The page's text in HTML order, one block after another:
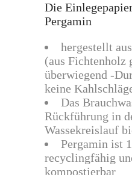
Die
Pergamin
hergestellt
(aus Fichtenholz
überwiegend -
keine
Das
Rückführung in
Wassekreislauf
Pergamin ist
recyclingfähig
kompostierbar